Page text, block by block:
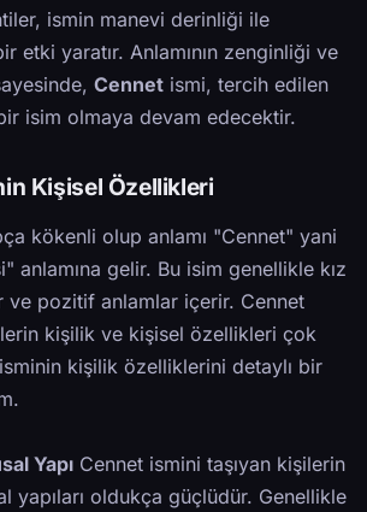
ismin manevi derinliği ile
etki yaratır. Anlamının zenginliği ve
Cennet ismi, tercih edilen
isim olmaya devam edecektir.
Kişisel Özellikleri
kökenli olup anlamı "Cennet" yani
anlamına gelir. Bu isim genellikle kız
ve pozitif anlamlar içerir. Cennet
kişilik ve kişisel özellikleri çok
kişilik özelliklerini detaylı bir
Yapı Cennet ismini taşıyan kişilerin
yapıları oldukça güçlüdür. Genellikle